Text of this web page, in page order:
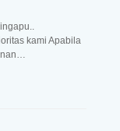
kami Apabila